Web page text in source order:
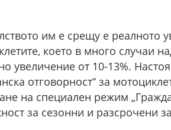
им е срещу е реалното
което в много случаи
увеличение от 10-13%.
отговорност“ за
на специален режим
за сезонни и разсрочени